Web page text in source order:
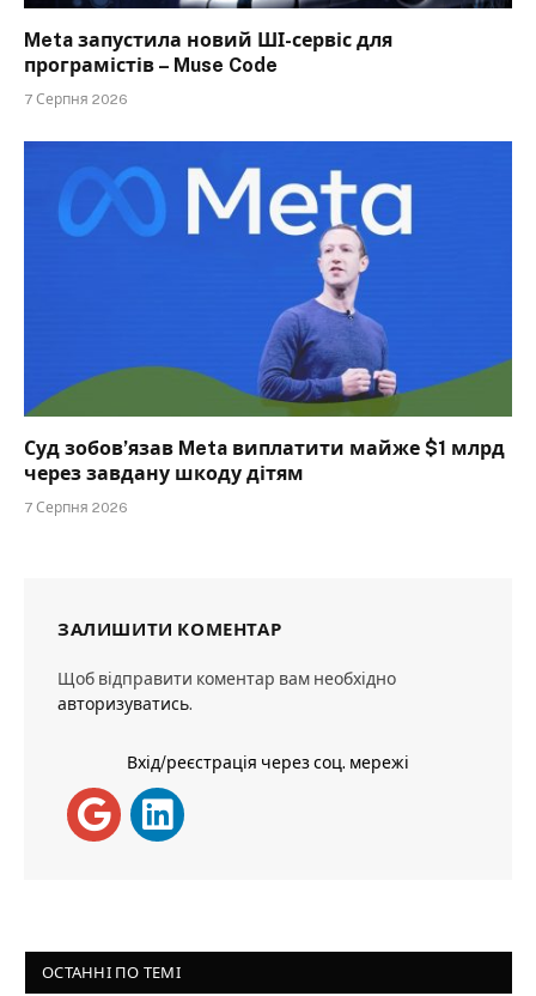
Meta запустила новий ШІ-сервіс для
програмістів – Muse Code
7 Серпня 2026
Суд зобов’язав Meta виплатити майже $1 млрд
через завдану шкоду дітям
7 Серпня 2026
ЗАЛИШИТИ КОМЕНТАР
Щоб відправити коментар вам необхідно
авторизуватись.
Вхід/реєстрація через соц. мережі
ОСТАННІ ПО ТЕМІ